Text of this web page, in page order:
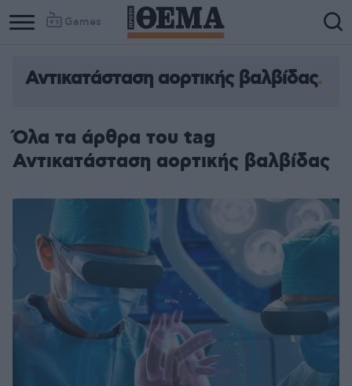
Games
Αντικατάσταση αορτικής βαλβίδας
Όλα τα άρθρα του tag
Αντικατάσταση αορτικής βαλβίδας